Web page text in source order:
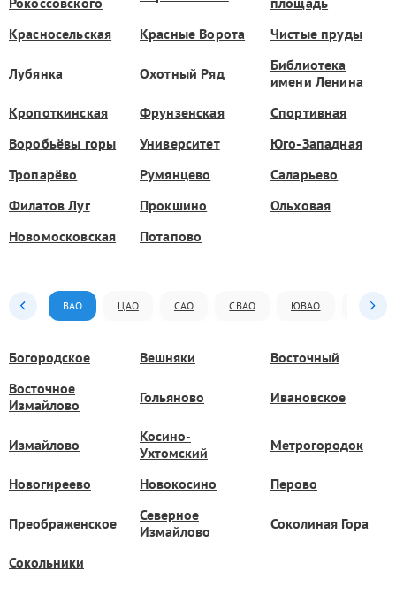
Красносельская
Красные Ворота Чистые пруды
Лубянка Охотный Ряд
Библиотека
имени Ленина
Кропоткинская
Фрунзенская
Спортивная
Воробьёвы горы
Университет
Юго-Западная
Тропарёво
Румянцево
Саларьево
Филатов Луг
Прокшино
Ольховая
Новомосковская
Потапово
ВАО ЦАО САО СВАО ЮВАО ЮАО
Богородское Вешняки
Восточный
Восточное
Измайлово
Гольяново Ивановское
Измайлово
Косино-
Ухтомский
Метрогородок
Новогиреево Новокосино Перово
Преображенское
Северное
Измайлово
Соколиная Гора
Сокольники